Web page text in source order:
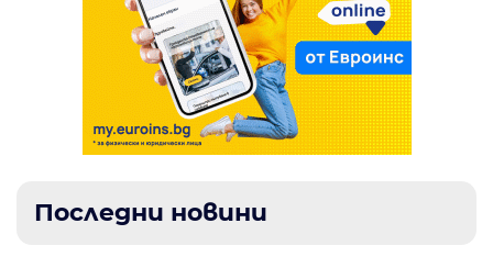
Последни новини